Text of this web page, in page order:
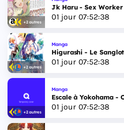
+2 autres
Jk Haru - Sex
01 jour 07:52:37
+2 autres
Manga
Higurashi - Le
01 jour 07:52:37
+2 autres
Manga
Escale à Yokohama -
01 jour 07:52:37